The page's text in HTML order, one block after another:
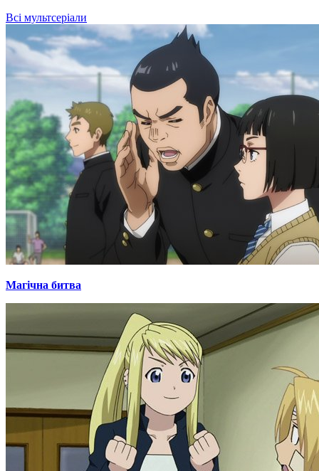
Всі мультсеріали
Магічна битва